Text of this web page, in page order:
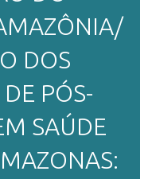
DOS
PÓS-
SAÚDE